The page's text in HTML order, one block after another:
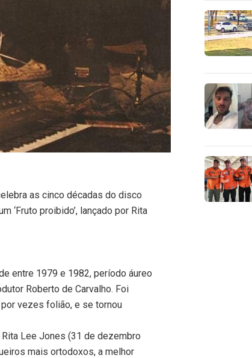
as cinco décadas do disco
‘Fruto proibido’, lançado por Rita
entre 1979 e 1982, período áureo
Roberto de Carvalho. Foi
vezes folião, e se tornou
Lee Jones (31 de dezembro
mais ortodoxos, a melhor